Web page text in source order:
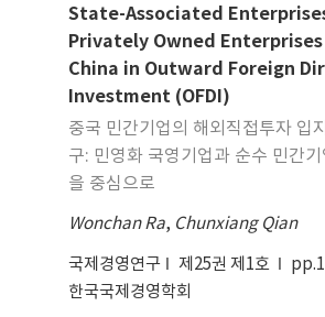
기업들의 해외직접투자에 영향을 미
사외이사의 해외경험과 사외이사의
상정하고 실증분석을 실시하였다. 아
투자 규모에 대한 사외이사 특성의
업과 비재벌 기업 간 차이가 있는지
추가분석을 실시하였다. 1999년부
개국에 투자한 한국 상장기업의 해
종속변수로, 사외이사의 해외경험,
의 사회적 자본을 독립변수로 하여
의 사회적 자본이 한국기업의 해외직
정의 관계를 갖는 것으로 나타났으며
State-Associated
Privately Owned Enterprises
China in Outward Foreign
Investment (OFDI)
중국 민간기업의 해외직접투자 입
구: 민영화 국영기업과 순수 민간
을 중심으로
Wonchan Ra, Chunxiang Qian
국제경영연구 제25권 제1호
한국국제경영학회